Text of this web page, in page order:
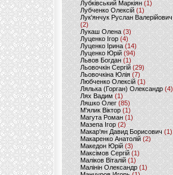
Лубківський Маркіян(1)
Лубченко Олексій (1)
Лук'янчук Руслан Валерійович
(2)
Лукаш Олена (3)
Луценко Ігор (4)
Луценко Ірина (14)
Луценко Юрій (94)
Львов Богдан (1)
Льовочкін Сергій (29)
Льовочкіна Юлія(7)
Любченко Олексій(1)
Лялька (Горган) Олександр(4)
Лях Вадим (1)
Ляшко Олег (85)
М'ялик Віктор(1)
Магута Роман(1)
Мазепа Ігор (2)
Макар'ян Давид Борисович(1)
Макаренко Анатолій (2)
Македон Юрій(3)
Максімов Сергій (1)
Маліков Віталій (1)
Малінін Олександр (1)